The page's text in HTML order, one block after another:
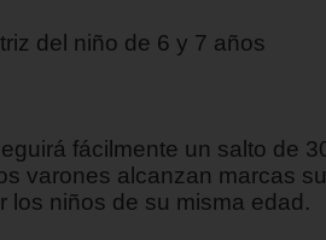
del niño de 6 y 7 años
fácilmente un salto de
varones alcanzan marcas
los niños de su misma edad.